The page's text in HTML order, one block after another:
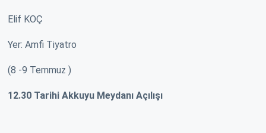
Elif KOÇ
Yer: Amfi Tiyatro
(8 -9 Temmuz )
12.30 Tarihi Akkuyu Meydanı Açılışı